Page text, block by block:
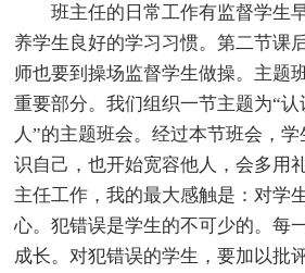
班主任的日常工作有监督学生
养学生良好的学习习惯。第二节课
师也要到操场监督学生做操。主题
重要部分。我们组织一节主题为“
人”的主题班会。经过本节班会，
识自己，也开始宽容他人，会多用
主任工作，我的最大感触是：对学
心。犯错误是学生的不可少的。每
成长。对犯错误的学生，要加以批